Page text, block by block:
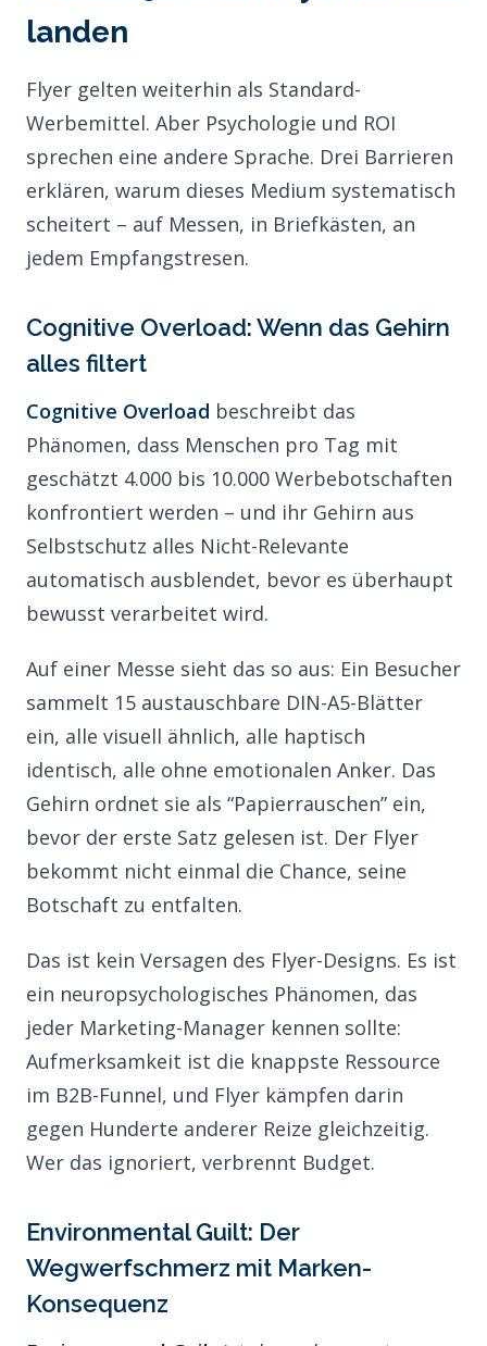
landen
Flyer gelten weiterhin als Standard-
Werbemittel. Aber Psychologie und ROI
sprechen eine andere Sprache. Drei Barrieren
erklären, warum dieses Medium systematisch
scheitert – auf Messen, in Briefkästen, an
jedem Empfangstresen.
Cognitive Overload: Wenn das Gehirn
alles filtert
Cognitive Overload beschreibt das
Phänomen, dass Menschen pro Tag mit
geschätzt 4.000 bis 10.000 Werbebotschaften
konfrontiert werden – und ihr Gehirn aus
Selbstschutz alles Nicht-Relevante
automatisch ausblendet, bevor es überhaupt
bewusst verarbeitet wird.
Auf einer Messe sieht das so aus: Ein Besucher
sammelt 15 austauschbare DIN-A5-Blätter
ein, alle visuell ähnlich, alle haptisch
identisch, alle ohne emotionalen Anker. Das
Gehirn ordnet sie als “Papierrauschen” ein,
bevor der erste Satz gelesen ist. Der Flyer
bekommt nicht einmal die Chance, seine
Botschaft zu entfalten.
Das ist kein Versagen des Flyer-Designs. Es ist
ein neuropsychologisches Phänomen, das
jeder Marketing-Manager kennen sollte:
Aufmerksamkeit ist die knappste Ressource
im B2B-Funnel, und Flyer kämpfen darin
gegen Hunderte anderer Reize gleichzeitig.
Wer das ignoriert, verbrennt Budget.
Environmental Guilt: Der
Wegwerfschmerz mit Marken-
Konsequenz